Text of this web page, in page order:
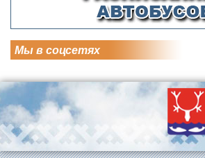
Мы в соцсетях